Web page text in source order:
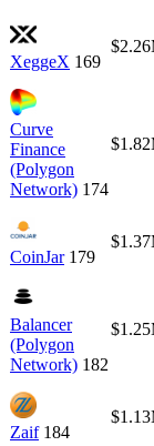
XeggeX 169
Curve
Finance
(Polygon
Network) 174
CoinJar 179
Balancer
(Polygon
Network) 182
Zaif 184